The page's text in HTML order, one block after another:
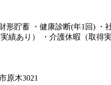
形貯蓄 ・健康診断(年1回)
績あり） ・介護休暇（取得
原木3021